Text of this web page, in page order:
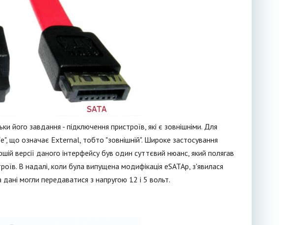
його завдання - підключення пристроїв, які є зовнішніми. Для
що означає External, тобто "зовнішній". Широке застосування
версії даного інтерфейсу був один суттєвий нюанс, який полягав
В надалі, коли була випущена модифікація eSATAp, з'явилася
могли передаватися з напругою 12 і 5 вольт.